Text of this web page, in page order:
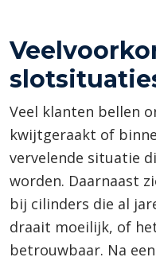
Veel klanten bellen
kwijtgeraakt of
vervelende situatie
worden. Daarnaast
bij cilinders die al
draait moeilijk, of
betrouwbaar. Na